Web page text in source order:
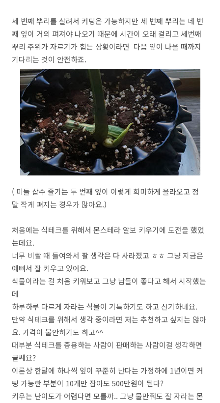
세 번째 뿌리를 살려서 커팅은 가능하지만 세 번째 뿌리는 네 번
째 잎이 거의 펴져야 나오기 때문에 시간이 오래 걸리고 세번째
뿌리 주위가 자르기가 힘든 상황이라면 다음 잎이 나올 때까지
기다리는 것이 안전하죠.
( 미들 삽수 줄기는 두 번째 잎이 이렇게 희미하게 올라오고 정
말 작게 펴지는 경우가 많아요.)
처음에는 식테크를 위해서 몬스테라 알보 키우기에 도전을 했었
는데요.
너무 비쌀 때 들여와서 팔 생각은 다 사라졌고 ㅎㅎ 그냥 지금은
예뻐서 잘 키우고 있어요.
식물이라는 걸 처음 키워보고 그냥 남들이 좋다고 해서 시작했는
데
하루하루 다르게 자라는 식물이 기특하기도 하고 신기하네요.
만약 식테크를 위해서 생각 중이라면 저는 추천하고 싶지는 않아
요. 가격이 불안하기도 하고^^
대부분 식테크를 종용하는 사람이 판매하는 사람이걸 생각하면
글쎄요?
이론상 한달에 하나씩 잎이 꾸준히 난다는 가정하에 1년이면 커
팅 가능한 부분이 10개만 잡아도 500만원이 된다?
키우는 난이도가 어렵다면 모를까.. 그냥 물만줘도 잘 자라는 몬